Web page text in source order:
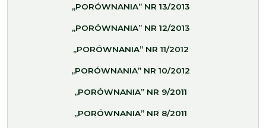
„PORÓWNANIA” NR 13/2013
„PORÓWNANIA” NR 12/2013
„PORÓWNANIA” NR 11/2012
„PORÓWNANIA” NR 10/2012
„PORÓWNANIA” NR 9/2011
„PORÓWNANIA” NR 8/2011